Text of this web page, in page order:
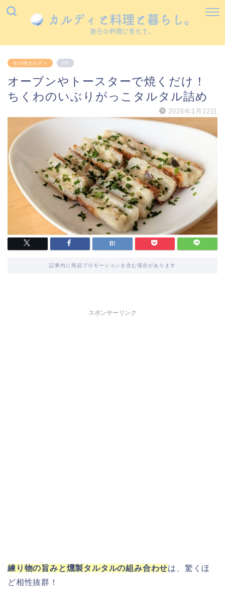
その他カルディ PR
オーブンやトースターで焼くだけ！
ちくわのいぶりがっこタルタル詰め
2026年1月22日
記事内に商品プロモーションを含む場合があります
スポンサーリンク
練り物の旨みと燻製タルタルの組み合わせは、驚くほ
ど相性抜群！